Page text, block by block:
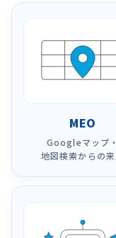
MEO
Googleマップ・
地図検索からの